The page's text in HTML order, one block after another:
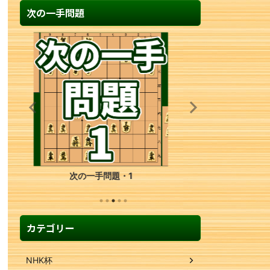
次の一手問題
次の一手問題・9
カテゴリー
NHK杯